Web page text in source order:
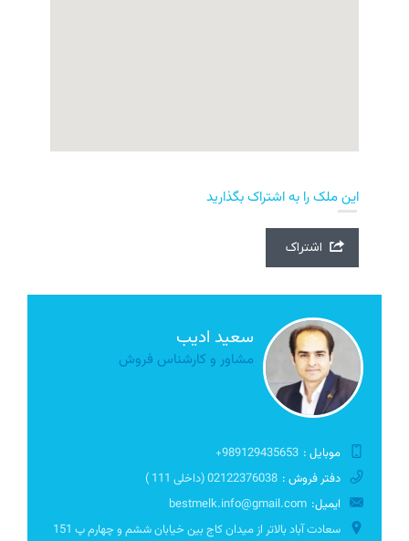
این ملک را به اشتراک بگذارید
اشتراک
سعید ادیب
مشاور و کارشناس فروش
موبایل : 989129435653+
دفتر فروش : 02122376038 (داخلی 111 )
ایمیل: bestmelk.info@gmail.com
سعادت آباد بالاتر از میدان کاج بین خیابان ششم و چهارم پ 151